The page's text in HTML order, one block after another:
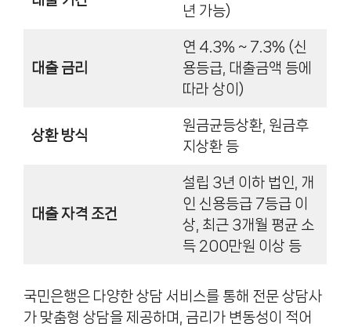
년 가능)
대출 금리
연 4.3% ~ 7.3% (신
용등급, 대출금액 등에
따라 상이)
상환 방식
원금균등상환, 원금후
지상환 등
대출 자격 조건
설립 3년 이하 법인, 개
인 신용등급 7등급 이
상, 최근 3개월 평균 소
득 200만원 이상 등
국민은행은 다양한 상담 서비스를 통해 전문 상담사
가 맞춤형 상담을 제공하며, 금리가 변동성이 적어